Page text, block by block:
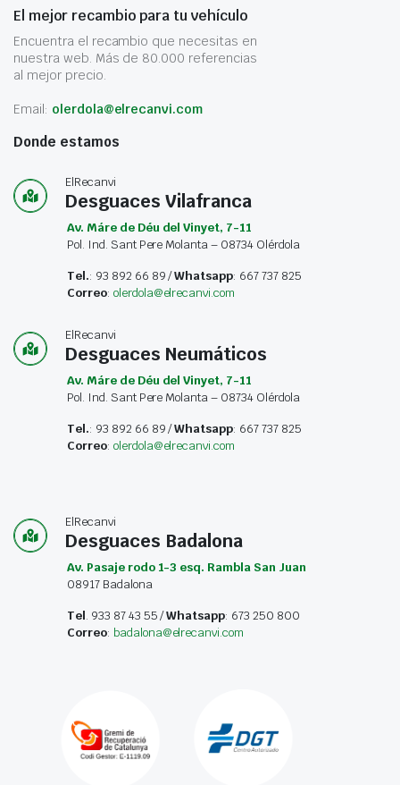
El mejor recambio para tu vehículo
Encuentra el recambio que necesitas en
nuestra web. Más de 80.000 referencias
al mejor precio.
Email: olerdola@elrecanvi.com
Donde estamos
ElRecanvi
Desguaces Vilafranca
Av. Máre de Déu del Vinyet, 7-11
Pol. Ind. Sant Pere Molanta – 08734 Olérdola
Tel.: 93 892 66 89 /Whatsapp: 667 737 825
Correo: olerdola@elrecanvi.com
ElRecanvi
Desguaces Neumáticos
Av. Máre de Déu del Vinyet, 7-11
Pol. Ind. Sant Pere Molanta – 08734 Olérdola
Tel.: 93 892 66 89 /Whatsapp: 667 737 825
Correo: olerdola@elrecanvi.com
ElRecanvi
Desguaces Badalona
Av. Pasaje rodo 1-3 esq. Rambla San Juan
08917 Badalona
Tel. 933 87 43 55 /Whatsapp: 673 250 800
Correo: badalona@elrecanvi.com